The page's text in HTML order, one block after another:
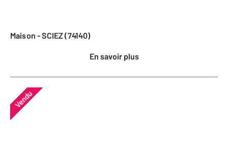
Maison - SCIEZ (74140)
En savoir plus
Vendu